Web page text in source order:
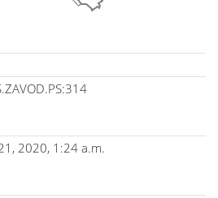
2020, 1:24 a.m.